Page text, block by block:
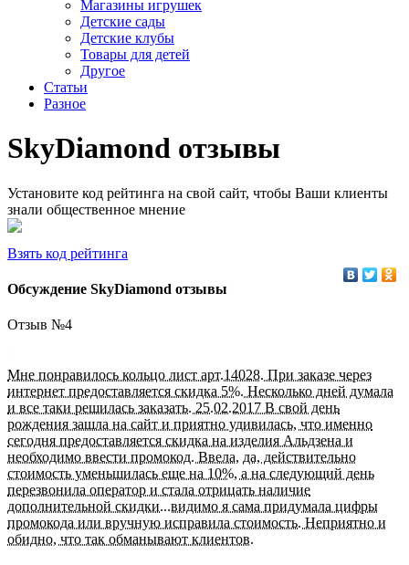
Магазины игрушек
Детские сады
Детские клубы
Товары для детей
Другое
Статьи
Разное
SkyDiamond отзывы
Установите код рейтинга на свой сайт, чтобы Ваши клиенты
знали общественное мнение
Взять код рейтинга
Обсуждение SkyDiamond отзывы
Отзыв №4
Мне понравилось кольцо лист арт.14028. При заказе через
интернет предоставляется скидка 5%. Несколько дней думала
и все таки решилась заказать. 25.02.2017 В свой день
рождения зашла на сайт и приятно удивилась, что именно
сегодня предоставляется скидка на изделия Альдзена и
необходимо ввести промокод. Ввела, да, действительно
стоимость уменьшилась еще на 10%, а на следующий день
перезвонила оператор и стала отрицать наличие
дополнительной скидки...видимо я сама придумала цифры
промокода или вручную исправила стоимость. Неприятно и
обидно, что так обманывают клиентов.